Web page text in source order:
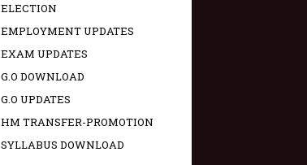
ELECTION
EMPLOYMENT UPDATES
EXAM UPDATES
G.O DOWNLOAD
G.O UPDATES
HM TRANSFER-PROMOTION
SYLLABUS DOWNLOAD